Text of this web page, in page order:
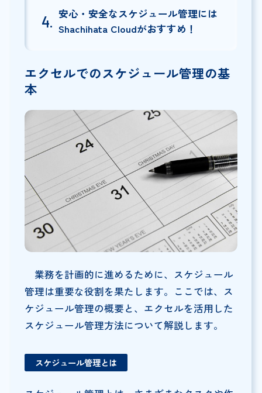
安心・安全なスケジュール管理には
Shachihata Cloudがおすすめ！
エクセルでのスケジュール管理の基
本
業務を計画的に進めるために、スケジュール
管理は重要な役割を果たします。ここでは、ス
ケジュール管理の概要と、エクセルを活用した
スケジュール管理方法について解説します。
スケジュール管理とは